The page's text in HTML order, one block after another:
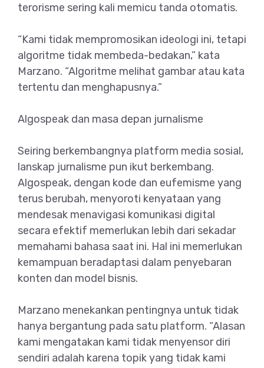
terorisme sering kali memicu tanda otomatis.
“Kami tidak mempromosikan ideologi ini, tetapi
algoritme tidak membeda-bedakan,” kata
Marzano. “Algoritme melihat gambar atau kata
tertentu dan menghapusnya.”
Algospeak dan masa depan jurnalisme
Seiring berkembangnya platform media sosial,
lanskap jurnalisme pun ikut berkembang.
Algospeak, dengan kode dan eufemisme yang
terus berubah, menyoroti kenyataan yang
mendesak menavigasi komunikasi digital
secara efektif memerlukan lebih dari sekadar
memahami bahasa saat ini. Hal ini memerlukan
kemampuan beradaptasi dalam penyebaran
konten dan model bisnis.
Marzano menekankan pentingnya untuk tidak
hanya bergantung pada satu platform. “Alasan
kami mengatakan kami tidak menyensor diri
sendiri adalah karena topik yang tidak kami